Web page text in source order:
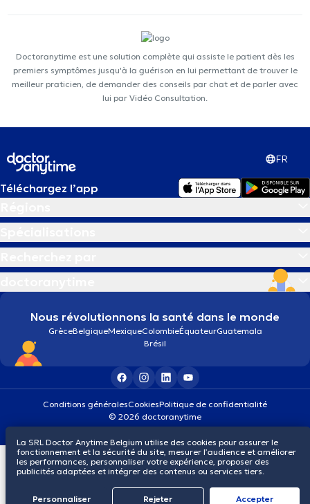
Doctoranytime est une solution complète qui assiste le patient dès les
premiers symptômes jusqu'à la guérison en lui permettant de trouver le
meilleur praticien, de demander des conseils par chat et de parler avec
lui par Vidéo Consultation.
FR
Téléchargez l’app
Nous révolutionnons la santé dans le monde
GrèceBelgiqueMexiqueColombieÉquateurGuatemala
Brésil
Conditions généralesCookiesPolitique de confidentialité
© 2026 doctoranytime
La SRL Doctor Anytime Belgium utilise des cookies pour assurer le
fonctionnement et la sécurité du site, mesurer l’audience et améliorer
les performances, personnaliser votre expérience, proposer des
publicités adaptées et intégrer des contenus ou services tiers.
Personnaliser Rejeter Αccepter